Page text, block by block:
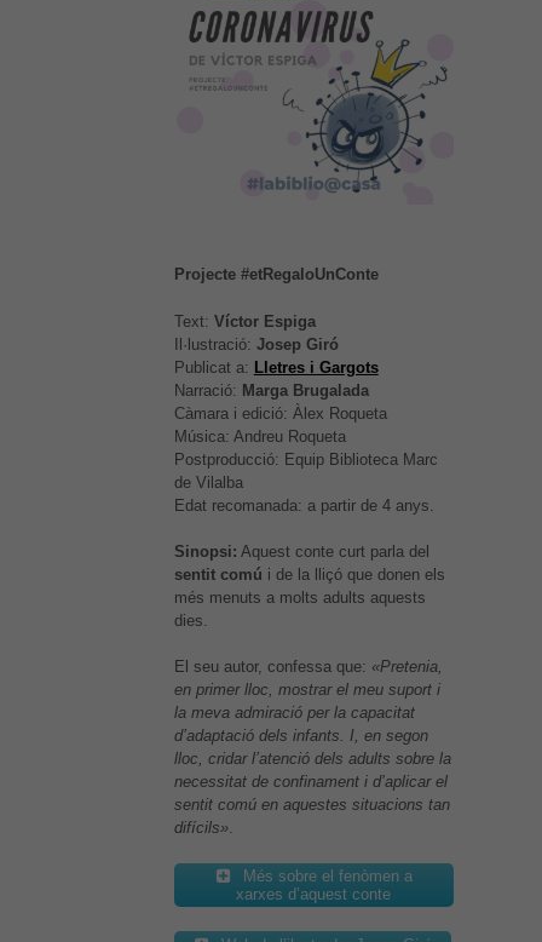
Projecte #etRegaloUnConte
Text: Víctor Espiga
Il·lustració: Josep Giró
Publicat a: Lletres i Gargots
Narració: Marga Brugalada
Càmara i edició: Àlex Roqueta
Música: Andreu Roqueta
Postproducció: Equip Biblioteca Marc
de Vilalba
Edat recomanada: a partir de 4 anys.
Sinopsi: Aquest conte curt parla del
sentit comú i de la lliçó que donen els
més menuts a molts adults aquests
dies.
El seu autor, confessa que: «Pretenia,
en primer lloc, mostrar el meu suport i
la meva admiració per la capacitat
d’adaptació dels infants. I, en segon
lloc, cridar l’atenció dels adults sobre la
necessitat de confinament i d’aplicar el
sentit comú en aquestes situacions tan
difícils».
Més sobre el fenòmen a
xarxes d’aquest conte